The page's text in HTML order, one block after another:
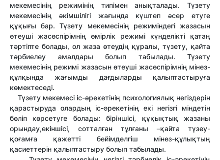
мекемесінің режимінің типімен анықталады. Түзету
мекемесінің әкімшілігі жағында күштеп әсер етуге
құқығы бар. Түзету мекемесінің режиміндегі жазасын
өтеуші жасөспірімнің өмірлік режимі күнделікті қатаң
тәртіпте болады, ол жаза өтеудің құралы, түзету, қайта
тәрбиелеу амалдары болып табылады. Түзету
мекемесінің режимі жазасын өтеуші жасөспірімнің мінез-
құлқында жағымды дағдыларды қалыптастыруға
көмектеседі.
Түзету мекемесі іс-әрекетінің психологиялық негіздерін
қарастыруда олардың іс-әрекетінің екі негізгі міндетін
бөліп көрсетуге болады: біріншісі, құқықтық жазаны
орындау,екіншісі, сотталған тұлғаны –қайта түзеу-
қоғамға қажетті бейімделгіш мінез-құлықтың
қасиеттерін қалыптастыру болып табылады.